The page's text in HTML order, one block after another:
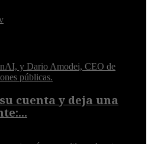
cuenta y deja una